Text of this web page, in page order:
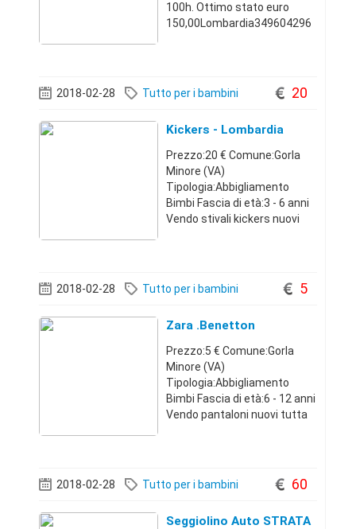
100h. Ottimo stato euro
150,00Lombardia349604296
2018-02-28 Tutto per i bambini 20
Kickers - Lombardia
Prezzo:20 € Comune:Gorla
Minore (VA)
Tipologia:Abbigliamento
Bimbi Fascia di età:3 - 6 anni
Vendo stivali kickers nuovi
2018-02-28
Tutto per i bambini 5
Zara .Benetton
Prezzo:5 € Comune:Gorla
Minore (VA)
Tipologia:Abbigliamento
Bimbi Fascia di età:6 - 12 anni
Vendo pantaloni nuovi tutta
2018-02-28 Tutto per i bambini 60
Seggiolino Auto STRATA